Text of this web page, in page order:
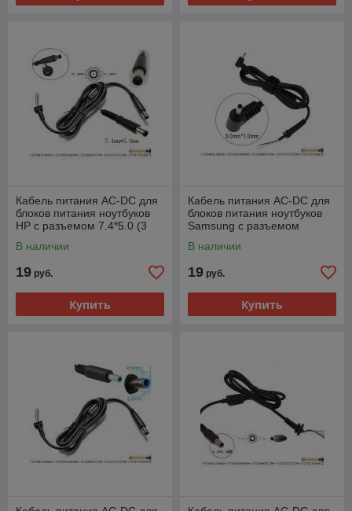
Кабель питания AC-DC для
блоков питания ноутбуков
HP с разъемом 7.4*5.0 (3
В наличии
19 руб.
Купить
Кабель питания AC-DC для
блоков питания ноутбуков
Samsung с разъемом
В наличии
19 руб.
Купить